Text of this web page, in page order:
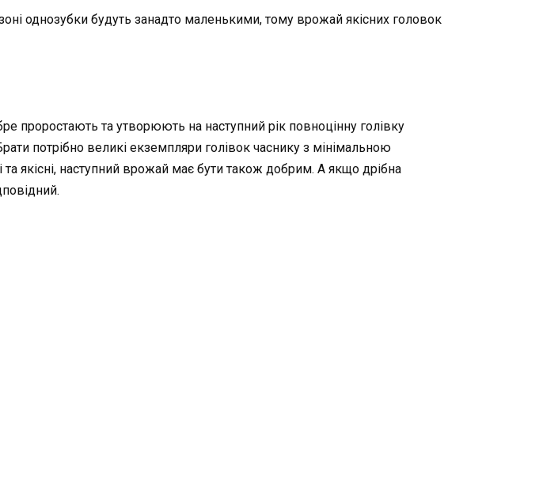
однозубки будуть занадто маленькими, тому врожай якісних головок
проростають та утворюють на наступний рік повноцінну голівку
потрібно великі екземпляри голівок часнику з мінімальною
якісні, наступний врожай має бути також добрим. А якщо дрібна